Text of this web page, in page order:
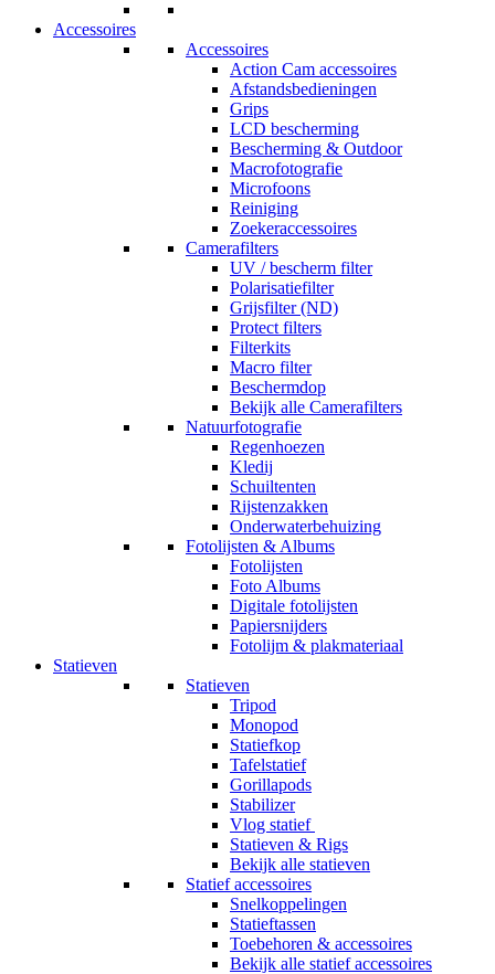
Accessoires
Accessoires
Action Cam accessoires
Afstandsbedieningen
Grips
LCD bescherming
Bescherming & Outdoor
Macrofotografie
Microfoons
Reiniging
Zoekeraccessoires
Camerafilters
UV / bescherm filter
Polarisatiefilter
Grijsfilter (ND)
Protect filters
Filterkits
Macro filter
Beschermdop
Bekijk alle Camerafilters
Natuurfotografie
Regenhoezen
Kledij
Schuiltenten
Rijstenzakken
Onderwaterbehuizing
Fotolijsten & Albums
Fotolijsten
Foto Albums
Digitale fotolijsten
Papiersnijders
Fotolijm & plakmateriaal
Statieven
Statieven
Tripod
Monopod
Statiefkop
Tafelstatief
Gorillapods
Stabilizer
Vlog statief
Statieven & Rigs
Bekijk alle statieven
Statief accessoires
Snelkoppelingen
Statieftassen
Toebehoren & accessoires
Bekijk alle statief accessoires